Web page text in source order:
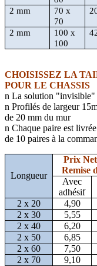
2 mm
70 x
70
2 mm
100 x
100
CHOISISSEZ LA
POUR LE CHASSIS
n La solution "invisible"
n Profilés de largeur
de 20 mm du mur
n Chaque paire est
de 10 paires à la
Longueur
Prix
Remise
Avec
adhésif
2 x 20
4,90
2 x 30
5,55
2 x 40
6,20
2 x 50
6,85
2 x 60
7,50
2 x 70
9,10